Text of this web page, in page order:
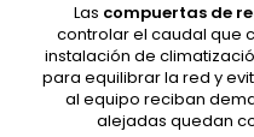
Las compuertas de
controlar el caudal que
instalación de
para equilibrar la red y
al equipo reciban
alejadas quedan